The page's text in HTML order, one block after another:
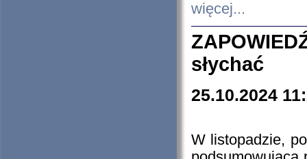
więcej...
słychać
25.10.2024
W listopadzie,